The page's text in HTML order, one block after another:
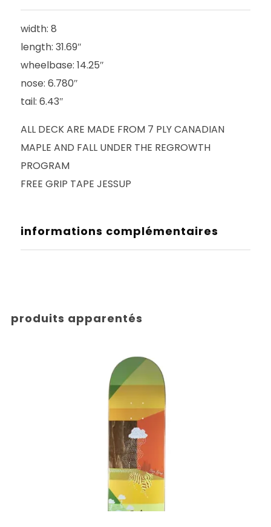
width: 8
length: 31.69″
wheelbase: 14.25″
nose: 6.780″
tail: 6.43″
ALL DECK ARE MADE FROM 7 PLY CANADIAN
MAPLE AND FALL UNDER THE REGROWTH
PROGRAM
FREE GRIP TAPE JESSUP
informations complémentaires
produits apparentés